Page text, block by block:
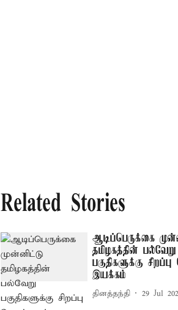
Related Stories
ஆடிப்பெருக்கை
தமிழகத்தின் பல்வேறு
பகுதிகளுக்கு
இயக்கம்
தினத்தந்தி 29 Jul